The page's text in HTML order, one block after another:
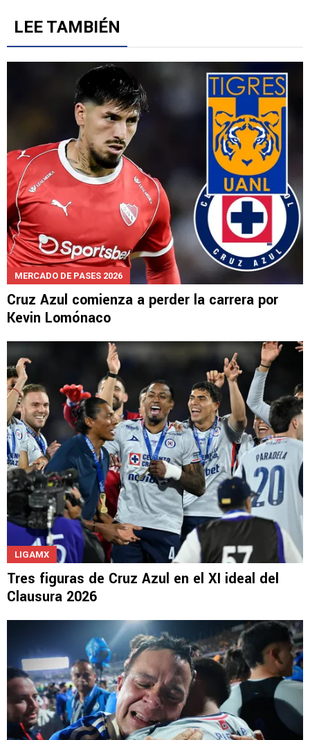
LEE TAMBIÉN
MERCADO DE PASES 2026
Cruz Azul comienza a perder la carrera por
Kevin Lomónaco
LIGAMX
Tres figuras de Cruz Azul en el XI ideal del
Clausura 2026